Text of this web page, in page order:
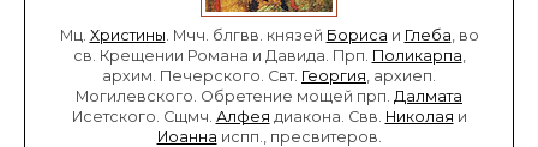
Мц. Христины. Мчч. блгвв. князей Бориса и Глеба, во
св. Крещении Романа и Давида. Прп. Поликарпа,
архим. Печерского. Свт. Георгия, архиеп.
Могилевского. Обретение мощей прп. Далмата
Исетского. Сщмч. Алфея диакона. Свв. Николая и
Иоанна испп., пресвитеров.